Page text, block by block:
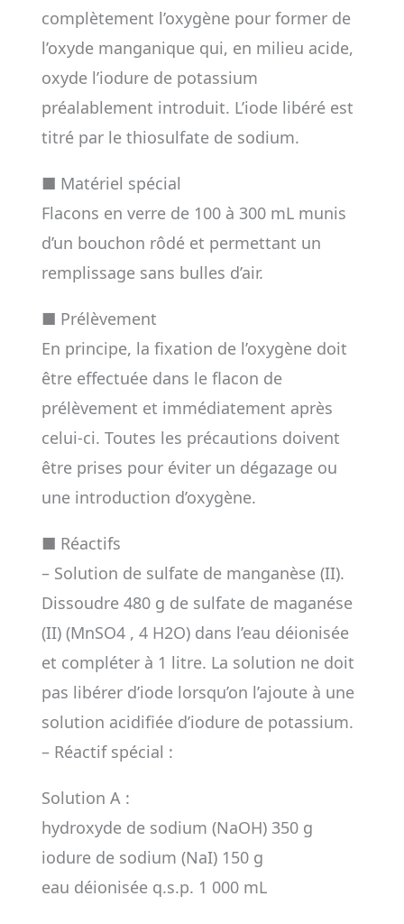
complètement l’oxygène pour former de
l’oxyde manganique qui, en milieu acide,
oxyde l’iodure de potassium
préalablement introduit. L’iode libéré est
titré par le thiosulfate de sodium.
■ Matériel spécial
Flacons en verre de 100 à 300 mL munis
d’un bouchon rôdé et permettant un
remplissage sans bulles d’air.
■ Prélèvement
En principe, la fixation de l’oxygène doit
être effectuée dans le flacon de
prélèvement et immédiatement après
celui-ci. Toutes les précautions doivent
être prises pour éviter un dégazage ou
une introduction d’oxygène.
■ Réactifs
– Solution de sulfate de manganèse (II).
Dissoudre 480 g de sulfate de maganése
(II) (MnSO4 , 4 H2O) dans l’eau déionisée
et compléter à 1 litre. La solution ne doit
pas libérer d’iode lorsqu’on l’ajoute à une
solution acidifiée d’iodure de potassium.
– Réactif spécial :
Solution A :
hydroxyde de sodium (NaOH) 350 g
iodure de sodium (NaI) 150 g
eau déionisée q.s.p. 1 000 mL